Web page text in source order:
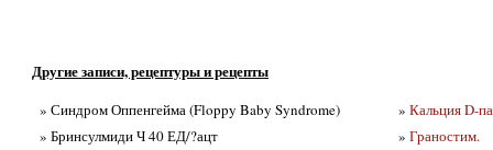
Другие записи, рецептуры и рецепты
» Синдром Оппенгейма (Floppy Baby Syndrome)
» Бринсулмиди Ч 40 ЕД/?ацт
» Кальция D-
» Граностим.